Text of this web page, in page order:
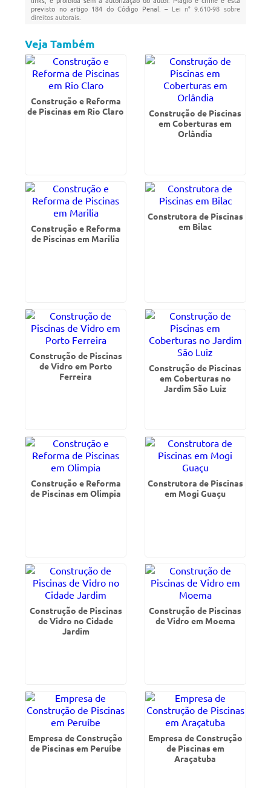
previsto no artigo 184 do Código Penal. – Lei n° 9.610-98 sobre
direitos autorais
Veja Também
Construção e Reforma
de Piscinas em Rio Claro
Construção de Piscinas
em Coberturas em
Orlândia
Construção e Reforma
de Piscinas em Marilia
Construtora de Piscinas
em Bilac
Construção de Piscinas
de Vidro em Porto
Ferreira
Construção de Piscinas
em Coberturas no
Jardim São Luiz
Construção e Reforma
de Piscinas em Olimpia
Construtora de Piscinas
em Mogi Guaçu
Construção de Piscinas
de Vidro no Cidade
Jardim
Construção de Piscinas
de Vidro em Moema
Empresa de Construção
de Piscinas em Peruíbe
Empresa de Construção
de Piscinas em
Araçatuba